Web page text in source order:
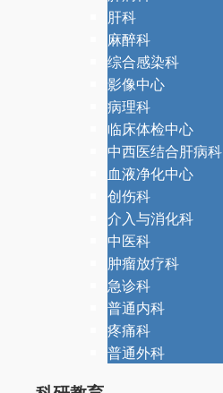
肝科
麻醉科
综合感染科
影像中心
病理科
临床体检中心
中西医结合肝病科
血液净化中心
创伤科
介入与消化科
中医科
肿瘤放疗科
急诊科
普通内科
疼痛科
普通外科